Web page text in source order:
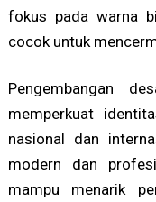
fokus pada warna
cocok untuk
Pengembangan
memperkuat
nasional dan
modern dan
mampu menarik